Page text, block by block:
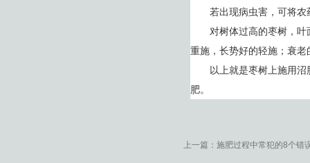
若出现病虫害，可将农
对树体过高的枣树，叶
重施，长势好的轻施；衰
以上就是枣树上施用沼肥
肥。
上一篇： 施肥过程中常犯的8个错